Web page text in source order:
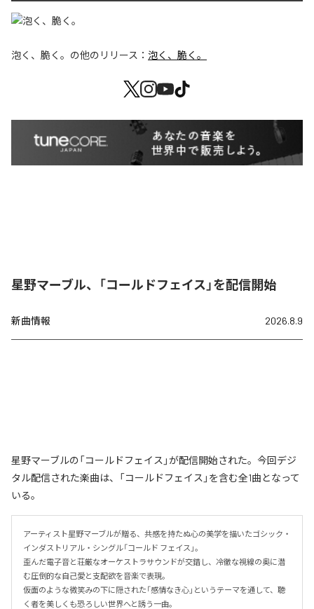
泡く、脆く。 の他のリリース： 泡く、脆く。
星野マーブル、「コールドフェイス」を配信開始
新曲情報 2026.8.9
星野マーブルの「コールドフェイス」が配信開始された。今回デジ
タル配信された楽曲は、「コールドフェイス」を含む全1曲となって
いる。
アーティスト星野マーブルが贈る、共感を持たぬ心の美学を描いたゴシック・
インダストリアル・シングル「コールド フェイス」。
歪んだ電子音と荘厳なオーケストラサウンドが交錯し、冷徹な視線の奥に潜
む圧倒的な自己愛と支配欲を音楽で表現。
仮面のような微笑みの下に隠された「感情なき心」というテーマを通して、聴
く者を美しくも恐ろしい世界へと誘う一曲。